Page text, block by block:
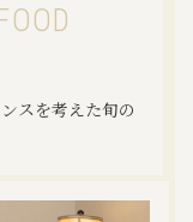
スを考えた旬の